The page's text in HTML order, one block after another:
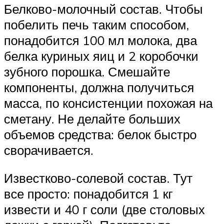
Белково-молочный состав. Чтобы
побелить печь таким способом,
понадобится 100 мл молока, два
белка куриных яиц и 2 коробочки
зубного порошка. Смешайте
компоненты, должна получиться
масса, по консистенции похожая на
сметану. Не делайте больших
объемов средства: белок быстро
сворачивается.
Известково-солевой состав. Тут
все просто: понадобится 1 кг
извести и 40 г соли (две столовых